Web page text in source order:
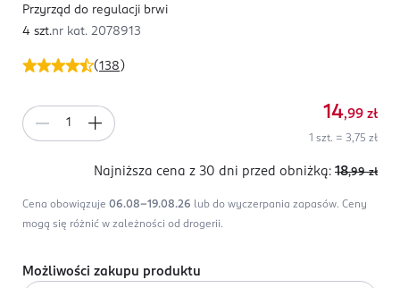
(138 )
Przyrząd do regulacji brwi
4 szt.nr kat. 2078913
14,99 zł
1 szt. = 3,75 zł
Najniższa cena z 30 dni przed obniżką: 18,99 zł
Cena obowiązuje 06.08-19.08.26 lub do wyczerpania zapasów. Ceny
mogą się różnić w zależności od drogerii.
Możliwości zakupu produktu